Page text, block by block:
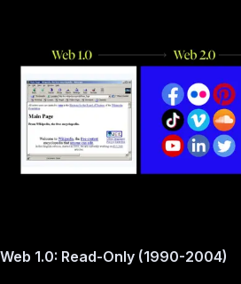
Web 1.0: Read-Only (1990-2004)